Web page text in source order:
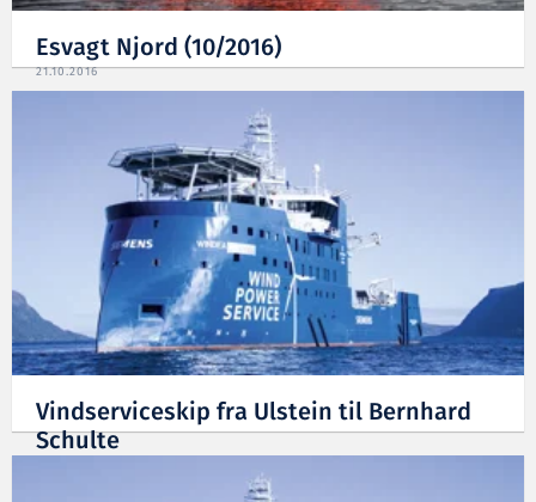
Esvagt Njord (10/2016)
21.10.2016
Vindserviceskip fra Ulstein til Bernhard
Schulte